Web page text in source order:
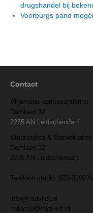
drugshandel bij
Voorburgs pand
Contact
Algemene correspondentie
Damlaan 32
2265 AN Leidschendam
Studioadres & Bezoekadres
Damlaan 32
2265 AN Leidschendam
Telefoon studio: 070-
info@midvliet.nl
redactie@midvliet.nl